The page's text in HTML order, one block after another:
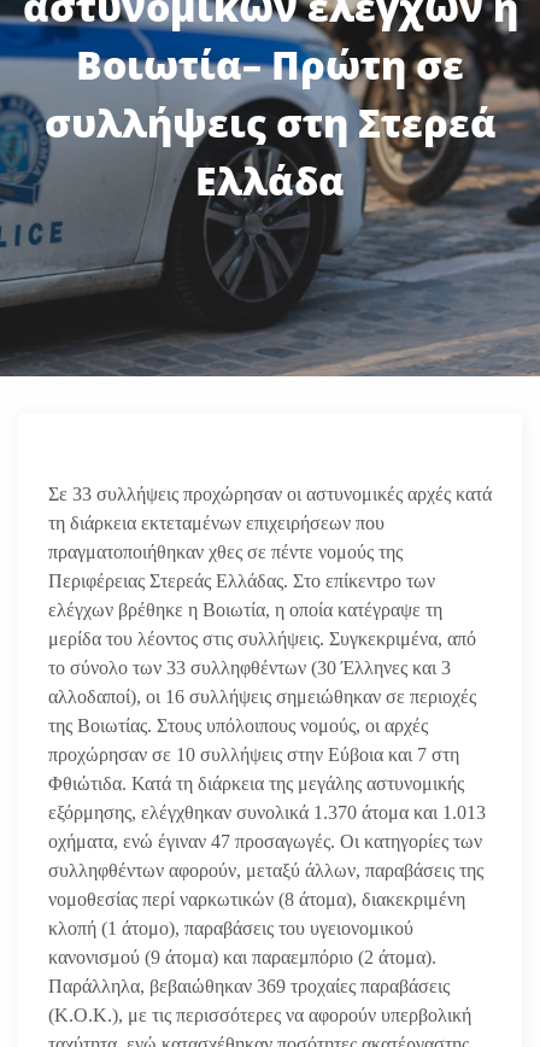
Βοιωτία– Πρώτη σε
συλλήψεις στη Στερεά
Ελλάδα
Σε 33 συλλήψεις προχώρησαν οι αστυνομικές αρχές κατά
τη διάρκεια εκτεταμένων επιχειρήσεων που
πραγματοποιήθηκαν χθες σε πέντε νομούς της
Περιφέρειας Στερεάς Ελλάδας. Στο επίκεντρο των
ελέγχων βρέθηκε η Βοιωτία, η οποία κατέγραψε τη
μερίδα του λέοντος στις συλλήψεις. Συγκεκριμένα, από
το σύνολο των 33 συλληφθέντων (30 Έλληνες και 3
αλλοδαποί), οι 16 συλλήψεις σημειώθηκαν σε περιοχές
της Βοιωτίας. Στους υπόλοιπους νομούς, οι αρχές
προχώρησαν σε 10 συλλήψεις στην Εύβοια και 7 στη
Φθιώτιδα. Κατά τη διάρκεια της μεγάλης αστυνομικής
εξόρμησης, ελέγχθηκαν συνολικά 1.370 άτομα και 1.013
οχήματα, ενώ έγιναν 47 προσαγωγές. Οι κατηγορίες των
συλληφθέντων αφορούν, μεταξύ άλλων, παραβάσεις της
νομοθεσίας περί ναρκωτικών (8 άτομα), διακεκριμένη
κλοπή (1 άτομο), παραβάσεις του υγειονομικού
κανονισμού (9 άτομα) και παραεμπόριο (2 άτομα).
Παράλληλα, βεβαιώθηκαν 369 τροχαίες παραβάσεις
(Κ.Ο.Κ.), με τις περισσότερες να αφορούν υπερβολική